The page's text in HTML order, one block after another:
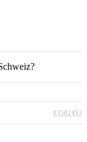
#3502493